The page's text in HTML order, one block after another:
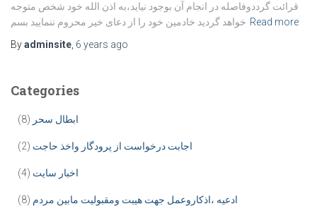
قرائت گرددوفاصله در انجام آن بوجود نیاید،به اذن الله خود شخص متوجه
خواهد گردید خادمین خود را از دعای خیر محروم ننمایید بسم Read more
Byadminsite 6 years ago
Categories
ابطال سحر (8)
اجابت درخواست از پرودگار واخذ حاجت (2)
اخبار سایت (4)
ادعیه ،اذکاروعمل جهت هیبت ومقبولیت مابین مردم (8)